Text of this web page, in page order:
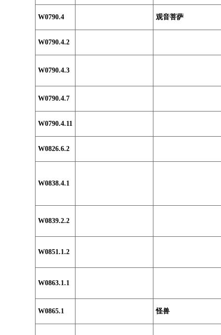
W0790.4 观音菩萨
W0790.4.2
W0790.4.3
W0790.4.7
W0790.4.11
W0826.6.2
W0838.4.1
W0839.2.2
W0851.1.2
W0863.1.1
W0865.1 怪兽